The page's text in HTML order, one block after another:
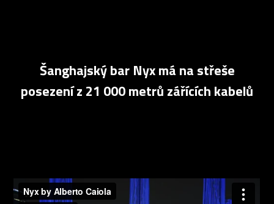
Šanghajský bar Nyx má na střeše
posezení z 21 000 metrů zářících kabelů